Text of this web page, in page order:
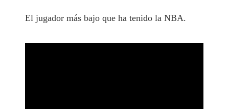
El jugador más bajo que ha tenido la NBA.